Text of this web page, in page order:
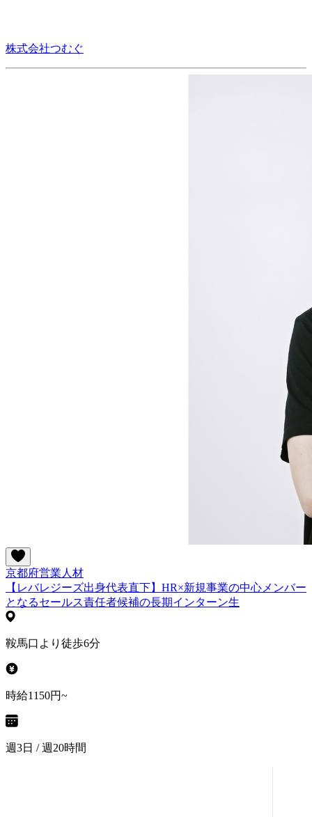
株式会社つむぐ
京都府営業 人材
【レバレジーズ出身代表直下】HR×新規事業の中心メンバー
となるセールス責任者候補の長期インターン生
鞍馬口より徒歩6分
時給1150円~
週3日 / 週20時間